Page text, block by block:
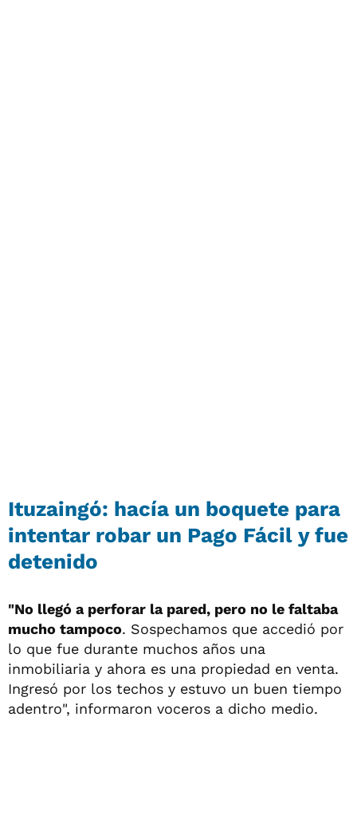
Ituzaingó: hacía un boquete para
intentar robar un Pago Fácil y fue
detenido
"No llegó a perforar la pared, pero no le faltaba
mucho tampoco. Sospechamos que accedió por
lo que fue durante muchos años una
inmobiliaria y ahora es una propiedad en venta.
Ingresó por los techos y estuvo un buen tiempo
adentro", informaron voceros a dicho medio.